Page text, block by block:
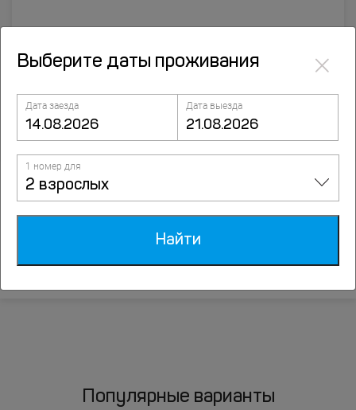
Отели Томска
Популярные варианты
Выберите даты проживания ×
Дата заезда Дата выезда
1 номер для
2 взрослых
Найти